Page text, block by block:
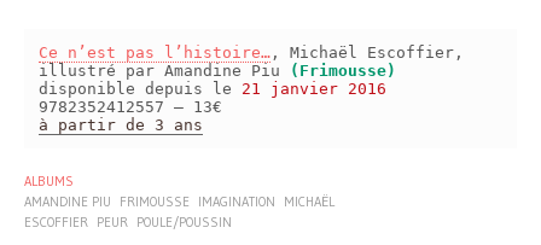
Ce n’est pas l’histoire… , Michaël Escoffier,
illustré par Amandine Piu
(Frimousse)
disponible depuis le 21 janvier 2016
9782352412557 – 13€
à partir de 3 ans
ALBUMS
AMANDINE PIU
FRIMOUSSE IMAGINATION
MICHAËL
ESCOFFIER PEUR POULE/POUSSIN